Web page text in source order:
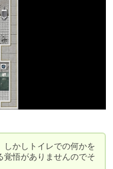
しかしトイレでの何かを
覚悟がありませんのでそ